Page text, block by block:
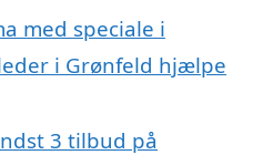
med speciale i
i Grønfeld hjælpe
3 tilbud på